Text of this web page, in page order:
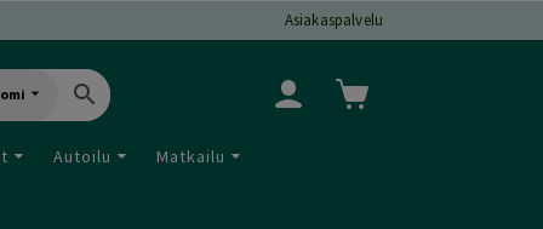
Asiakaspalvelu
Autoilu Matkailu